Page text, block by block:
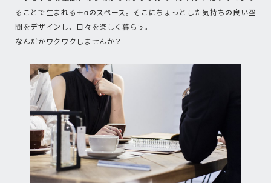
ることで生まれる＋αのスペース。そこにちょっとした気持ちの良い空
間をデザインし、日々を楽しく暮らす。
なんだかワクワクしませんか？